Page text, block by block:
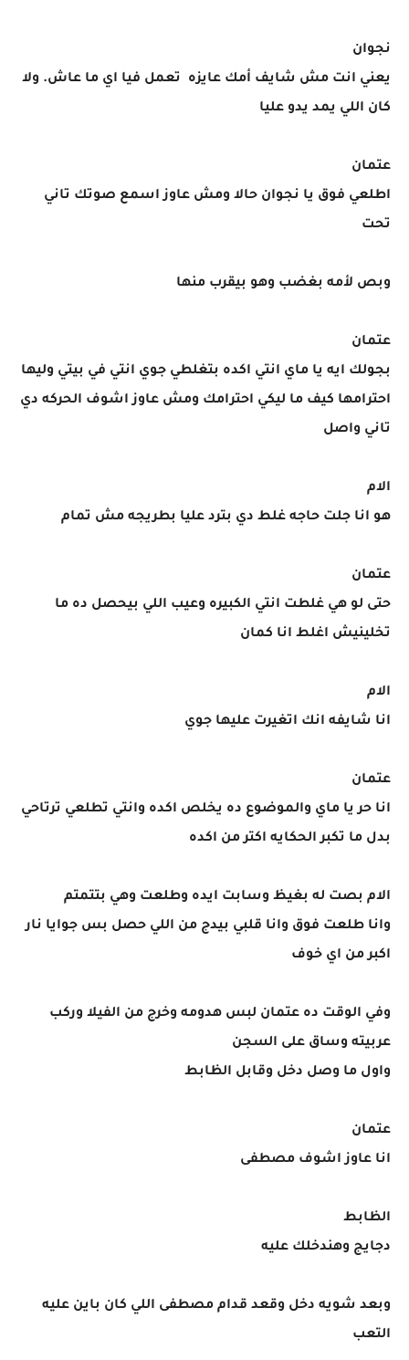
نجوان
يعني انت مش شايف أمك عايزه تعمل فيا اي ما عاش. ولا
كان اللي يمد يدو عليا
عتمان
اطلعي فوق يا نجوان حالا ومش عاوز اسمع صوتك تاني
تحت
وبص لأمه بغضب وهو بيقرب منها
عتمان
بجولك ايه يا ماي انتي اكده بتغلطي جوي انتي في بيتي وليها
احترامها كيف ما ليكي احترامك ومش عاوز اشوف الحركه دي
تاني واصل
الام
هو انا جلت حاجه غلط دي بترد عليا بطريجه مش تمام
عتمان
حتى لو هي غلطت انتي الكبيره وعيب اللي بيحصل ده ما
تخلينيش اغلط انا كمان
الام
انا شايفه انك اتغيرت عليها جوي
عتمان
انا حر يا ماي والموضوع ده يخلص اكده وانتي تطلعي ترتاحي
بدل ما تكبر الحكايه اكتر من اكده
الام بصت له بغيظ وسابت ايده وطلعت وهي بتتمتم
وانا طلعت فوق وانا قلبي بيدج من اللي حصل بس جوايا نار
اكبر من اي خوف
وفي الوقت ده عتمان لبس هدومه وخرج من الفيلا وركب
عربيته وساق على السجن
واول ما وصل دخل وقابل الظابط
عتمان
انا عاوز اشوف مصطفى
الظابط
دجايج وهندخلك عليه
وبعد شويه دخل وقعد قدام مصطفى اللي كان باين عليه
التعب